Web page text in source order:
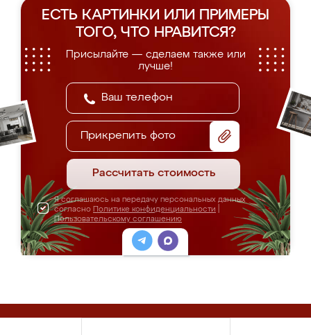
ЕСТЬ КАРТИНКИ ИЛИ ПРИМЕРЫ
ТОГО, ЧТО НРАВИТСЯ?
Присылайте — сделаем также или
лучше!
Прикрепить фото
Рассчитать стоимость
Я соглашаюсь на передачу персональных данных
согласно Политике конфиденциальности
Пользовательскому соглашению